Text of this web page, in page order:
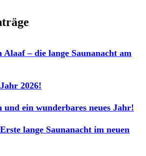
– die lange Saunanacht am
2026!
und ein wunderbares neues Jahr!
lange Saunanacht im neuen